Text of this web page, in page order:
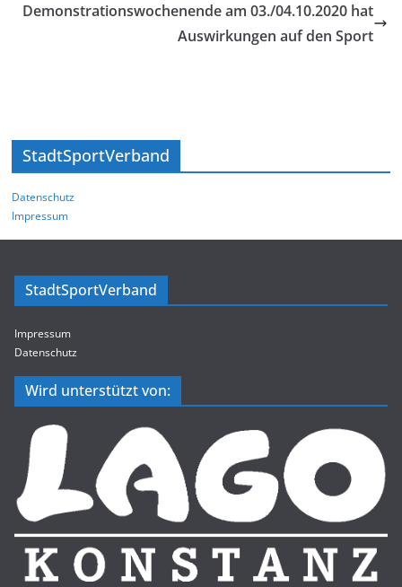
Demonstrationswochenende am 03./04.10.2020 hat
Auswirkungen auf den Sport
StadtSportVerband
Datenschutz
Impressum
StadtSportVerband
Impressum
Datenschutz
Wird unterstützt von: